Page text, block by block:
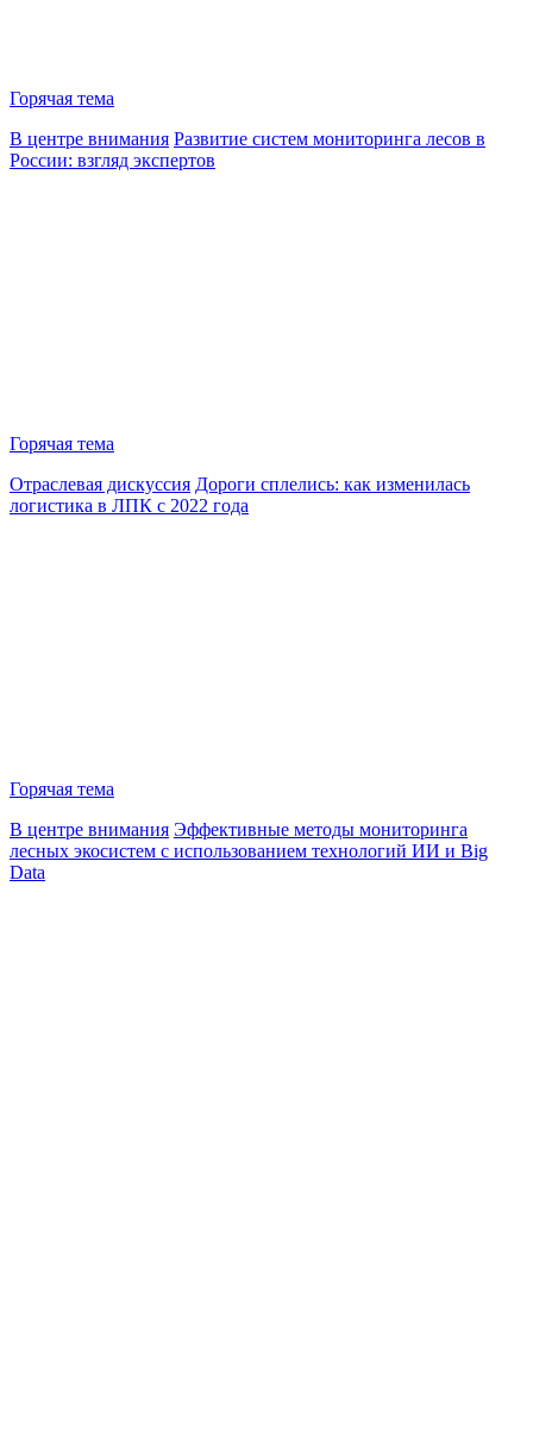
Горячая тема
В центре внимания Развитие систем мониторинга лесов в
России: взгляд экспертов
Горячая тема
Отраслевая дискуссия Дороги сплелись: как изменилась
логистика в ЛПК с 2022 года
Горячая тема
В центре внимания Эффективные методы мониторинга
лесных экосистем с использованием технологий ИИ и Big
Data